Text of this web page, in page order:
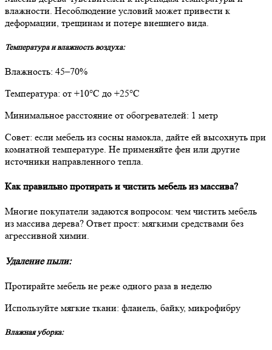
влажности. Несоблюдение условий может привести к
деформации, трещинам и потере внешнего вида.
Температура и влажность воздуха:
Влажность: 45–70%
Температура: от +10°С до +25°С
Минимальное расстояние от обогревателей: 1 метр
Совет: если мебель из сосны намокла, дайте ей высохнуть при
комнатной температуре. Не применяйте фен или другие
источники направленного тепла.
Как правильно протирать и чистить мебель из массива?
Многие покупатели задаются вопросом: чем чистить мебель
из массива дерева? Ответ прост: мягкими средствами без
агрессивной химии.
Удаление пыли:
Протирайте мебель не реже одного раза в неделю
Используйте мягкие ткани: фланель, байку, микрофибру
Влажная уборка: